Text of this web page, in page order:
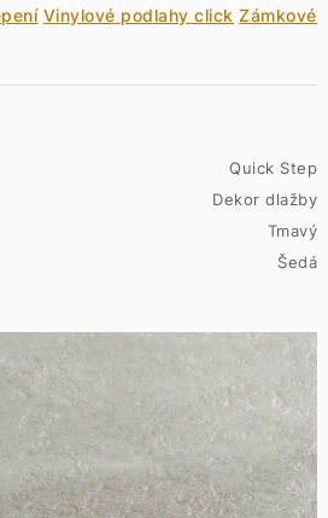
Vinylové podlahy click Zámkové
Quick Step
Dekor dlažby
Tmavý
Šedá